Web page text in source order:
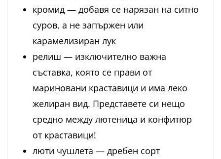
кромид — добавя се нарязан на ситно
суров, а не запържен или
карамелизиран лук
релиш — изключително важна
съставка, която се прави от
мариновани краставици и има леко
желиран вид. Представете си нещо
средно между лютеница и конфитюр
от краставици!
люти чушлета — дребен сорт